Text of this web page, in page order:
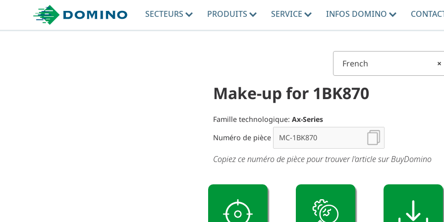
SECTEURS PRODUITS SERVICE INFOS DOMINO
×
French
Make-up for 1BK870
Famille technologique: Ax-Series
Numéro de pièce
Copiez ce numéro de pièce pour trouver l'article sur BuyDomino